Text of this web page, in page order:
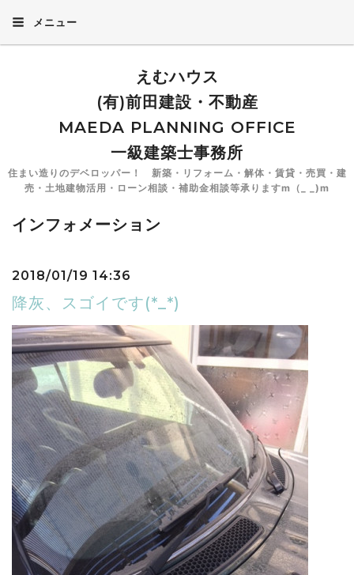
メニュー
えむハウス
(有)前田建設・不動産
MAEDA PLANNING OFFICE
一級建築士事務所
住まい造りのデベロッパー！ 新築・リフォーム・解体・賃貸・売買・建
売・土地建物活用・ローン相談・補助金相談等承りますm（_ _)m
インフォメーション
2018/01/19 14:36
降灰、スゴイです(*_*)